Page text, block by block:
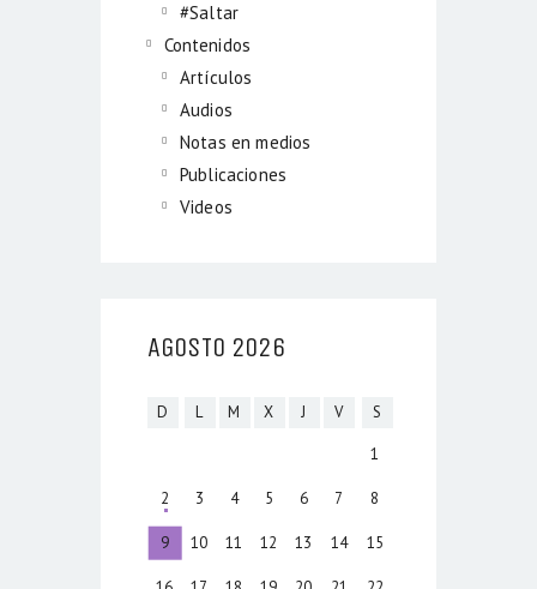
#Saltar
Contenidos
Artículos
Audios
Notas en medios
Publicaciones
Videos
AGOSTO 2026
D L M X J V S
1
2 3 4 5 6 7 8
9 10 11 12 13 14 15